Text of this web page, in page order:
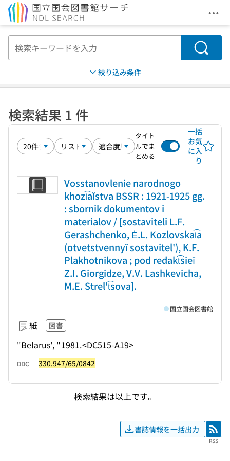
メ
検索
絞り込み条件
検索結果 1 件
タイト
ルでま
とめる
一括
お気
に入
り
Vosstanovlenie narodnogo
khozi͡aĭstva BSSR : 1921-1925 gg.
: sbornik dokumentov i
materialov / [sostaviteli L.F.
Gerashchenko, Ė.L. Kozlovskai͡a
(otvetstvennyĭ sostavitel'), K.F.
Plakhotnikova ; pod redakt͡sieĭ
Z.I. Giorgidze, V.V. Lashkevicha,
M.E. Strel't͡sova].
紙 図書
"Belarus', "1981.<DC515-A19>
国立国会図書館
DDC 330.947/65/0842
検索結果は以上です。
書誌情報を一括出力 RSS
RSS